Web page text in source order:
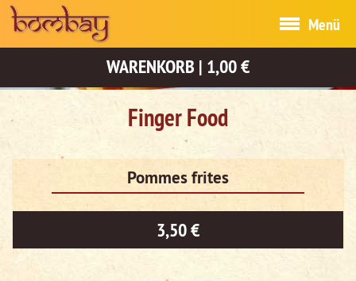
Menü
WARENKORB | 1,00 €
Finger Food
Pommes frites
3,50 €